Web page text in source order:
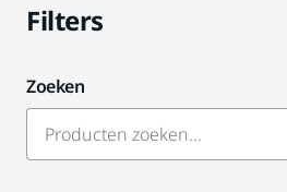
Filters
Zoeken